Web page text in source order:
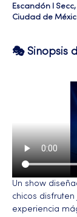
Escandón I
Ciudad de
🎭 Sinopsis
Un show
chicos
experiencia